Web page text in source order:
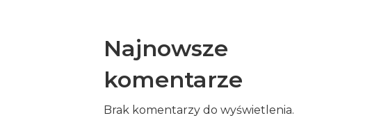
Najnowsze
komentarze
Brak komentarzy do wyświetlenia.